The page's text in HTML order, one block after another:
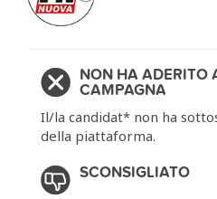
NON HA ADERITO
CAMPAGNA
Il/la candidat* non ha
della piattaforma.
SCONSIGLIATO